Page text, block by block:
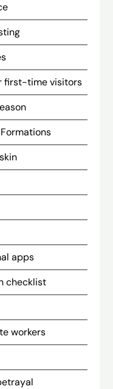
first-time visitors
apps
checklist
workers